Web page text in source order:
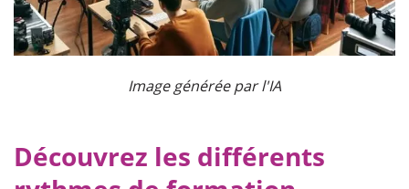
Image générée par l'IA
Découvrez les différents